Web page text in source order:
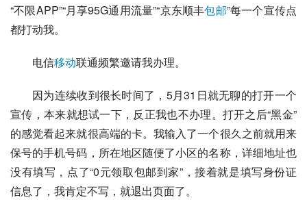
“不限APP”“月享95G通用流量”“京东顺丰包邮”每一个宣传点
都打动我。
电信移动联通频繁邀请我办理。
因为连续收到很长时间了，5月31日就无聊的打开一个
宣传，本来就想试一下，反正我也不办理。打开之后“黑金”
的感觉看起来就很高端的卡。我输入了一个很久之前就用来
保号的手机号码，所在地区随便了小区的名称，详细地址也
没有填写，点了“0元领取包邮到家”，接着就是填写身份证
信息了，我肯定不写，就退出页面了。